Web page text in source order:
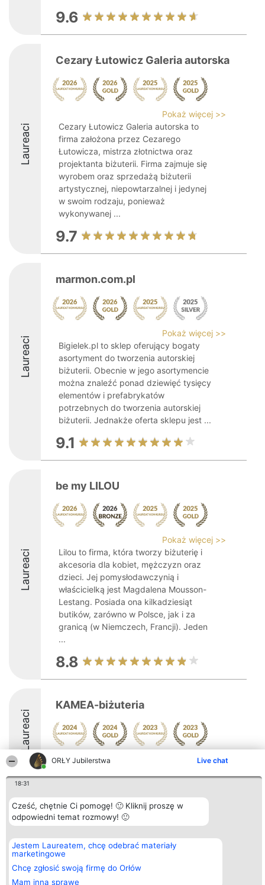
ORŁY Jubilerstwa Live chat
18:31
Cześć, chętnie Ci pomogę! 🙂 Kliknij proszę w
odpowiedni temat rozmowy! 🙂
Jestem Laureatem, chcę odebrać materiały
marketingowe
Chcę zgłosić swoją firmę do Orłów
Mam inną sprawę
9.6
Laureaci
Cezary Łutowicz Galeria autorska
Pokaż więcej >>
Cezary Łutowicz Galeria autorska to
firma założona przez Cezarego
Łutowicza, mistrza złotnictwa oraz
projektanta biżuterii. Firma zajmuje się
wyrobem oraz sprzedażą biżuterii
artystycznej, niepowtarzalnej i jedynej
w swoim rodzaju, ponieważ
wykonywanej ...
9.7
Laureaci
marmon.com.pl
Pokaż więcej >>
Bigielek.pl to sklep oferujący bogaty
asortyment do tworzenia autorskiej
biżuterii. Obecnie w jego asortymencie
można znaleźć ponad dziewięć tysięcy
elementów i prefabrykatów
potrzebnych do tworzenia autorskiej
biżuterii. Jednakże oferta sklepu jest ...
9.1
Laureaci
be my LILOU
Pokaż więcej >>
Lilou to firma, która tworzy biżuterię i
akcesoria dla kobiet, mężczyzn oraz
dzieci. Jej pomysłodawczynią i
właścicielką jest Magdalena Mousson-
Lestang. Posiada ona kilkadziesiąt
butików, zarówno w Polsce, jak i za
granicą (w Niemczech, Francji). Jeden
...
8.8
Laureaci
KAMEA-biżuteria
Organizator plebiscytu
Bright Side Solutions sp. z o.
o. sp. k.
Wrocław 50-079
KRS 0000749100 | Regon
381313360 | NIP 8943132676
+48 508 492 400
Plebiscyt
Laureaci
Lista
Laureatów
Zasady
Polityka
Kontakt